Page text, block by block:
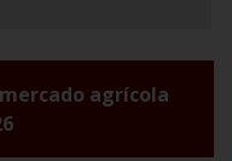
agrícola